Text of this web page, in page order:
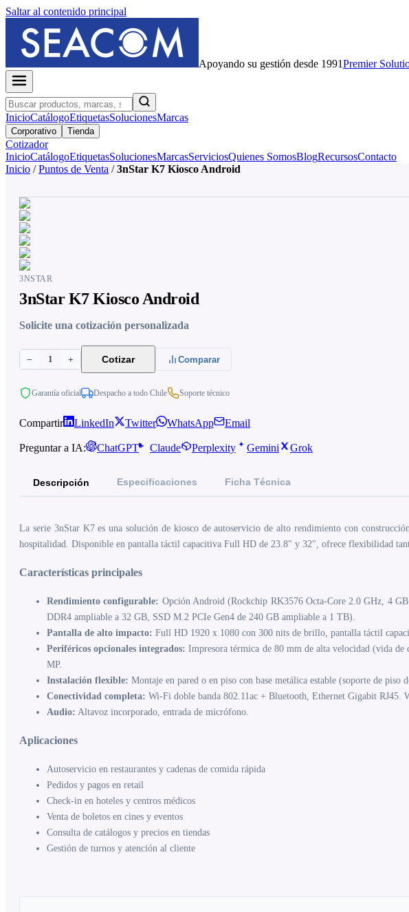
Saltar al contenido principal
Apoyando su gestión desde 1991Premier
InicioCatálogoEtiquetasSolucionesMarcas
Corporativo Tienda
Cotizador
InicioCatálogoEtiquetasSolucionesMarcasServiciosQuienes SomosBlogRecursosContacto
Inicio / Puntos de Venta / 3nStar K7 Kiosco Android
3NSTAR
3nStar K7 Kiosco Android
Solicite una cotización personalizada
− 1 + Cotizar Comparar
Garantía oficial Despacho a todo Chile Soporte técnico
Compartir LinkedIn Twitter WhatsApp Email
Preguntar a IA: ChatGPT Claude Perplexity Gemini Grok
Descripción Especificaciones Ficha Técnica
La serie 3nStar K7 es una solución de kiosco de autoservicio de alto rendimiento con
hospitalidad. Disponible en pantalla táctil capacitiva Full HD de 23.8" y 32", ofrece flexibilidad
Características principales
Rendimiento configurable: Opción Android (Rockchip RK3576 Octa-Core 2.0 GHz, 4
DDR4 ampliable a 32 GB, SSD M.2 PCIe Gen4 de 240 GB ampliable a 1 TB).
Pantalla de alto impacto: Full HD 1920 x 1080 con 300 nits de brillo, pantalla táctil
Periféricos opcionales integrados: Impresora térmica de 80 mm de alta velocidad (vida
MP.
Instalación flexible: Montaje en pared o en piso con base metálica estable (soporte de
Conectividad completa: Wi-Fi doble banda 802.11ac + Bluetooth, Ethernet Gigabit
Audio: Altavoz incorporado, entrada de micrófono.
Aplicaciones
Autoservicio en restaurantes y cadenas de comida rápida
Pedidos y pagos en retail
Check-in en hoteles y centros médicos
Venta de boletos en cines y eventos
Consulta de catálogos y precios en tiendas
Gestión de turnos y atención al cliente